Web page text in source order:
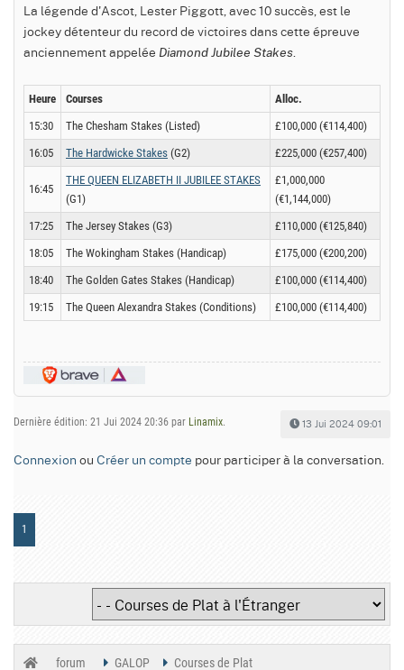
La légende d'Ascot, Lester Piggott, avec 10 succès, est le
jockey détenteur du record de victoires dans cette épreuve
anciennement appelée Diamond Jubilee Stakes.
Heure Courses
Alloc.
15:30
The Chesham Stakes (Listed)
£100,000 (€114,400)
16:05
The Hardwicke Stakes (G2) £225,000 (€257,400)
16:45
THE QUEEN ELIZABETH II JUBILEE STAKES
(G1)
£1,000,000
(€1,144,000)
17:25
The Jersey Stakes (G3)
£110,000 (€125,840)
18:05
The Wokingham Stakes (Handicap)
£175,000 (€200,200)
18:40
The Golden Gates Stakes (Handicap)
£100,000 (€114,400)
19:15
The Queen Alexandra Stakes (Conditions) £100,000 (€114,400)
Dernière édition: 21 Jui 2024 20:36 par Linamix. 13 Jui 2024 09:01
Connexion ou Créer un compte pour participer à la conversation.
1
forum GALOP Courses de Plat